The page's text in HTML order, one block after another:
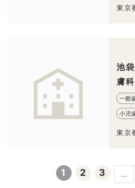
東京
池
膚
一般
小児
東京
1 2 3 …